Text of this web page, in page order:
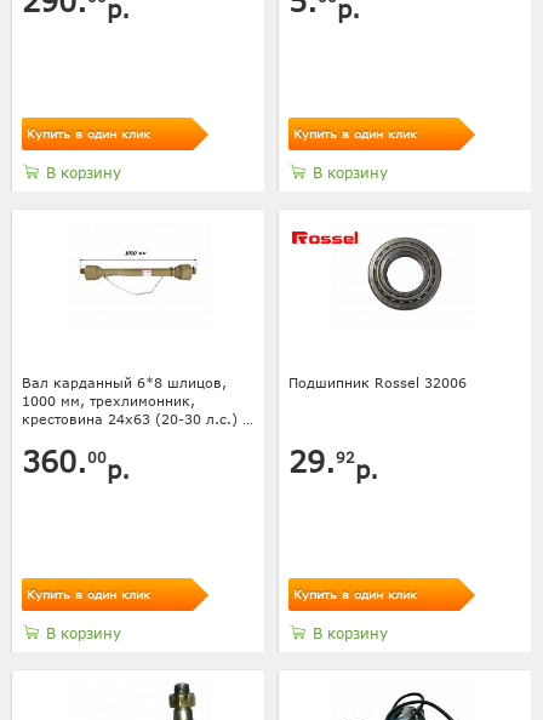
р.
Купить в один клик
В корзину
р.
Купить в один клик
В корзину
Вал карданный 6*8 шлицов,
1000 мм, трехлимонник,
крестовина 24х63 (20-30 л.с.) с
360.00р.
Купить в один клик
В корзину
Подшипник Rossel 32006
29.92р.
Купить в один клик
В корзину